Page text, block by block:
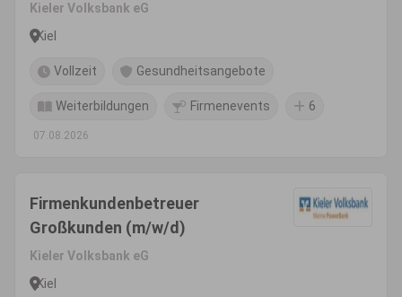
Kieler Volksbank eG
Kiel
Vollzeit Gesundheitsangebote
Weiterbildungen Firmenevents 6
07.08.2026
Firmenkundenbetreuer
Großkunden (m/w/d)
Kieler Volksbank eG
Kiel